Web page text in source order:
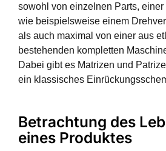
sowohl von einzelnen Parts,
wie beispielsweise einem
als auch maximal von einer aus
bestehenden kompletten
Dabei gibt es Matrizen und
ein klassisches
Betrachtung des
eines Produktes